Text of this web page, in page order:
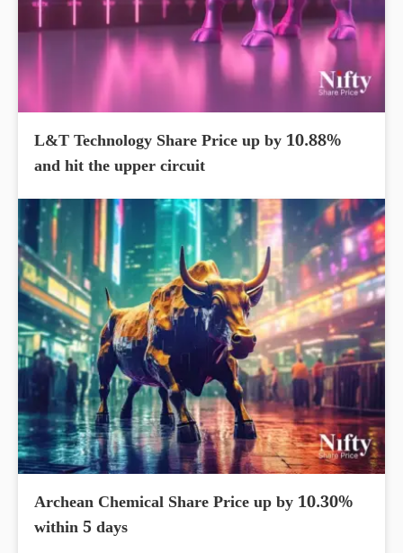
L&T Technology Share Price up by 10.88%
and hit the upper circuit
Archean Chemical Share Price up by 10.30%
within 5 days